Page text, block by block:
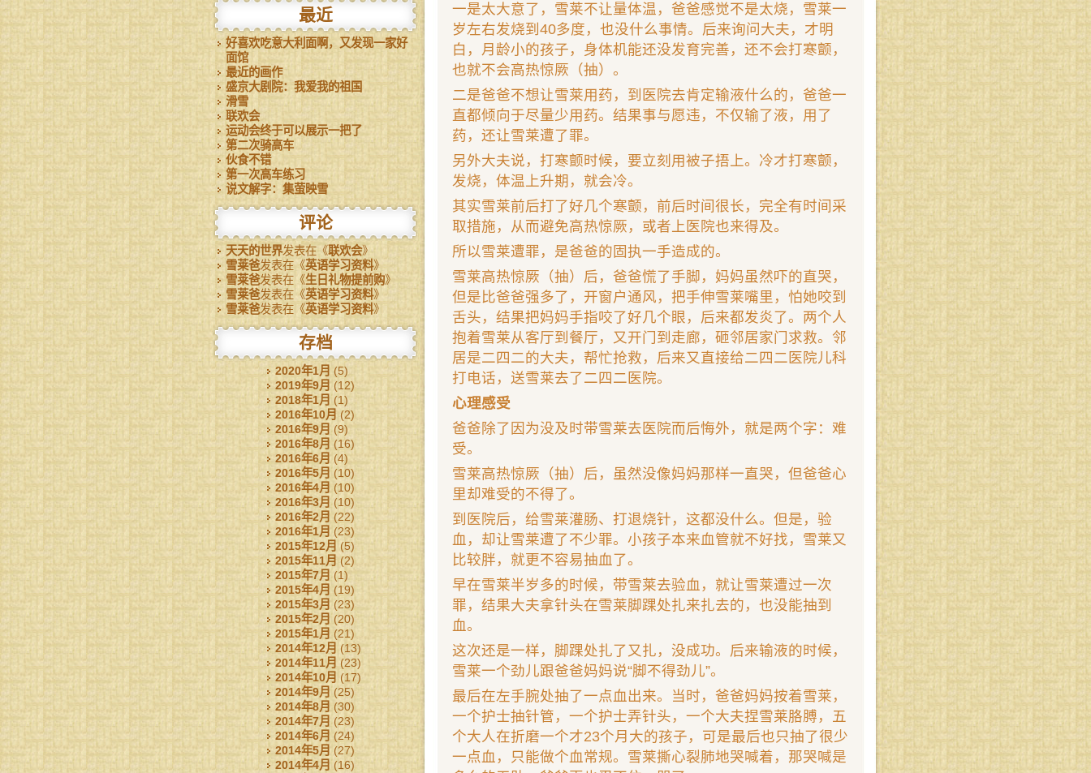
最近
好喜欢吃意大利面啊，又发现一家好
面馆
最近的画作
盛京大剧院：我爱我的祖国
滑雪
联欢会
运动会终于可以展示一把了
第二次骑高车
伙食不错
第一次高车练习
说文解字：集萤映雪
评论
天天的世界发表在《联欢会》
雪莱爸发表在《英语学习资料》
雪莱爸发表在《生日礼物提前购》
雪莱爸发表在《英语学习资料》
雪莱爸发表在《英语学习资料》
存档
2020年1月 (5)
2019年9月(12)
2018年1月 (1)
2016年10月 (2)
2016年9月 (9)
2016年8月 (16)
2016年6月(4)
2016年5月 (10)
2016年4月 (10)
2016年3月 (10)
2016年2月 (22)
2016年1月(23)
2015年12月 (5)
2015年11月 (2)
2015年7月 (1)
2015年4月 (19)
2015年3月(23)
2015年2月 (20)
2015年1月 (21)
2014年12月 (13)
2014年11月 (23)
2014年10月 (17)
2014年9月 (25)
2014年8月 (30)
2014年7月 (23)
2014年6月 (24)
2014年5月(27)
2014年4月 (16)
一是太大意了，雪莱不让量体温，爸爸感觉不是太烧，雪莱一
岁左右发烧到40多度，也没什么事情。后来询问大夫，才明
白，月龄小的孩子，身体机能还没发育完善，还不会打寒颤，
也就不会高热惊厥（抽）。
二是爸爸不想让雪莱用药，到医院去肯定输液什么的，爸爸一
直都倾向于尽量少用药。结果事与愿违，不仅输了液，用了
药，还让雪莱遭了罪。
另外大夫说，打寒颤时候，要立刻用被子捂上。冷才打寒颤，
发烧，体温上升期，就会冷。
其实雪莱前后打了好几个寒颤，前后时间很长，完全有时间采
取措施，从而避免高热惊厥，或者上医院也来得及。
所以雪莱遭罪，是爸爸的固执一手造成的。
雪莱高热惊厥（抽）后，爸爸慌了手脚，妈妈虽然吓的直哭，
但是比爸爸强多了，开窗户通风，把手伸雪莱嘴里，怕她咬到
舌头，结果把妈妈手指咬了好几个眼，后来都发炎了。两个人
抱着雪莱从客厅到餐厅，又开门到走廊，砸邻居家门求救。邻
居是二四二的大夫，帮忙抢救，后来又直接给二四二医院儿科
打电话，送雪莱去了二四二医院。
心理感受
爸爸除了因为没及时带雪莱去医院而后悔外，就是两个字：难
受。
雪莱高热惊厥（抽）后，虽然没像妈妈那样一直哭，但爸爸心
里却难受的不得了。
到医院后，给雪莱灌肠、打退烧针，这都没什么。但是，验
血，却让雪莱遭了不少罪。小孩子本来血管就不好找，雪莱又
比较胖，就更不容易抽血了。
早在雪莱半岁多的时候，带雪莱去验血，就让雪莱遭过一次
罪，结果大夫拿针头在雪莱脚踝处扎来扎去的，也没能抽到
血。
这次还是一样，脚踝处扎了又扎，没成功。后来输液的时候，
雪莱一个劲儿跟爸爸妈妈说“脚不得劲儿”。
最后在左手腕处抽了一点血出来。当时，爸爸妈妈按着雪莱，
一个护士抽针管，一个护士弄针头，一个大夫捏雪莱胳膊，五
个大人在折磨一个才23个月大的孩子，可是最后也只抽了很少
一点血，只能做个血常规。雪莱撕心裂肺地哭喊着，那哭喊是